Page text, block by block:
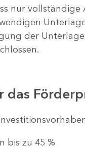
nur
der
das
bis zu 45 %